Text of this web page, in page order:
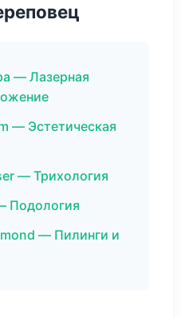
— Лазерная
— Эстетическая
— Трихология
Подология
— Пилинги и